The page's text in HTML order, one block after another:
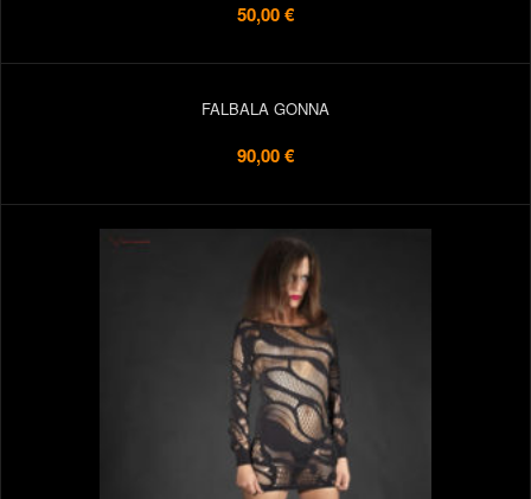
50,00 €
FALBALA GONNA
90,00 €